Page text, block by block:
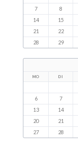
7
8
14
15
21
22
28
29
MO DI
6
7
13
14
20
21
27
28